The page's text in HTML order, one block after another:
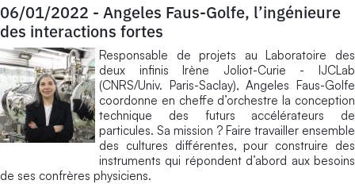
06/01/2022 - Angeles Faus-Golfe, l’ingénieure
des interactions fortes
Responsable de projets au Laboratoire des
deux infinis Irène Joliot-Curie - IJCLab
(CNRS/Univ. Paris-Saclay), Angeles Faus-Golfe
coordonne en cheffe d’orchestre la conception
technique des futurs accélérateurs de
particules. Sa mission ? Faire travailler ensemble
des cultures différentes, pour construire des
instruments qui répondent d’abord aux besoins
de ses confrères physiciens.